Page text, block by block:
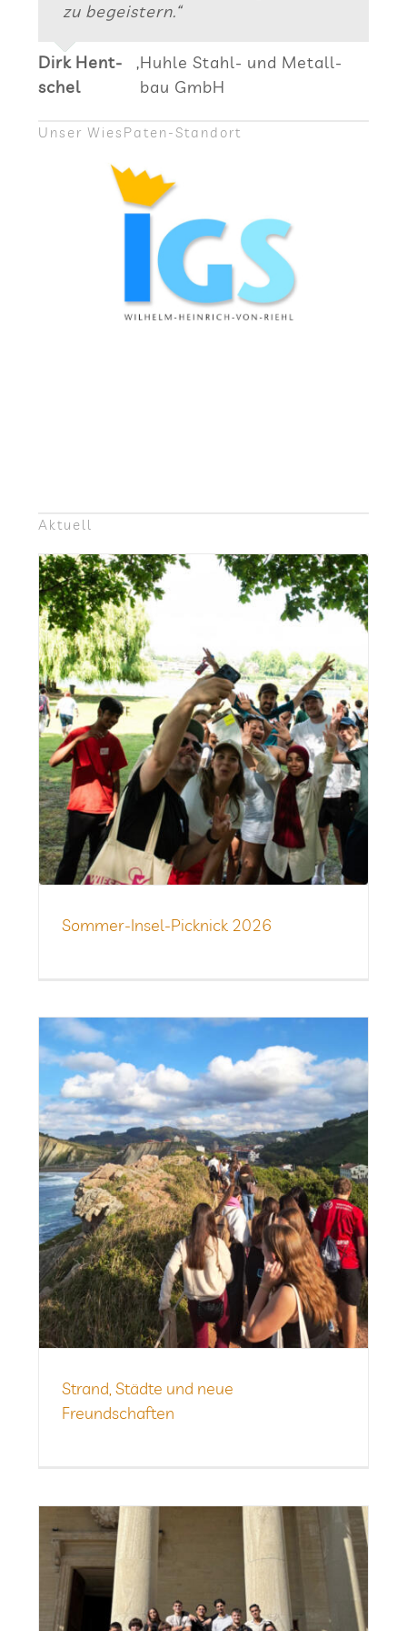
zu begeistern.“
Dirk Hent­
schel
,Huhle Stahl- und Metall­
bau GmbH
Unser Wie­sPa­ten-Stand­ort
Aktu­ell
Som­­mer-Insel-Pick­­nick 2026
Strand, Städte und neue
Freundschaften